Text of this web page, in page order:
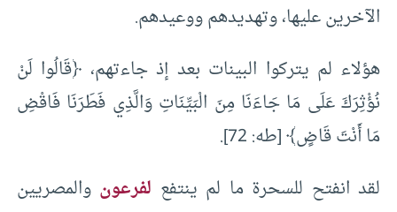
الآخرين عليها، وتهديدهم ووعيدهم.
هؤلاء لم يتركوا البينات بعد إذ جاءتهم، ﴿قَالُوا لَنْ
نُؤْثِرَكَ عَلَى مَا جَاءَنَا مِنَ الْبَيِّنَاتِ وَالَّذِي فَطَرَنَا فَاقْضِ
مَا أَنْتَ قَاضٍ﴾ [طه: 72].
لقد انفتح للسحرة ما لم ينتفع لفرعون والمصريين